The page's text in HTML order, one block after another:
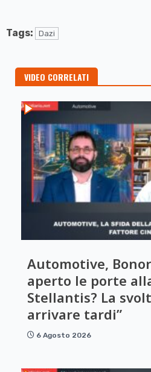
Tags: Dazi
VIDEO CORRELATI
Automotive,
aperto le porte
Stellantis? La
arrivare tardi”
6 Agosto 2026